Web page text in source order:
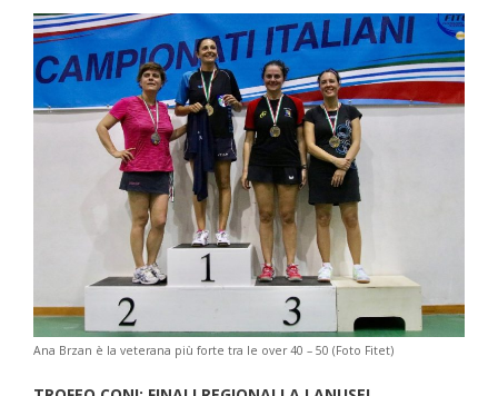
Ana Brzan è la veterana più forte tra le over 40 – 50 (Foto Fitet)